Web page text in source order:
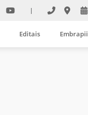
|
Editais Embrapii